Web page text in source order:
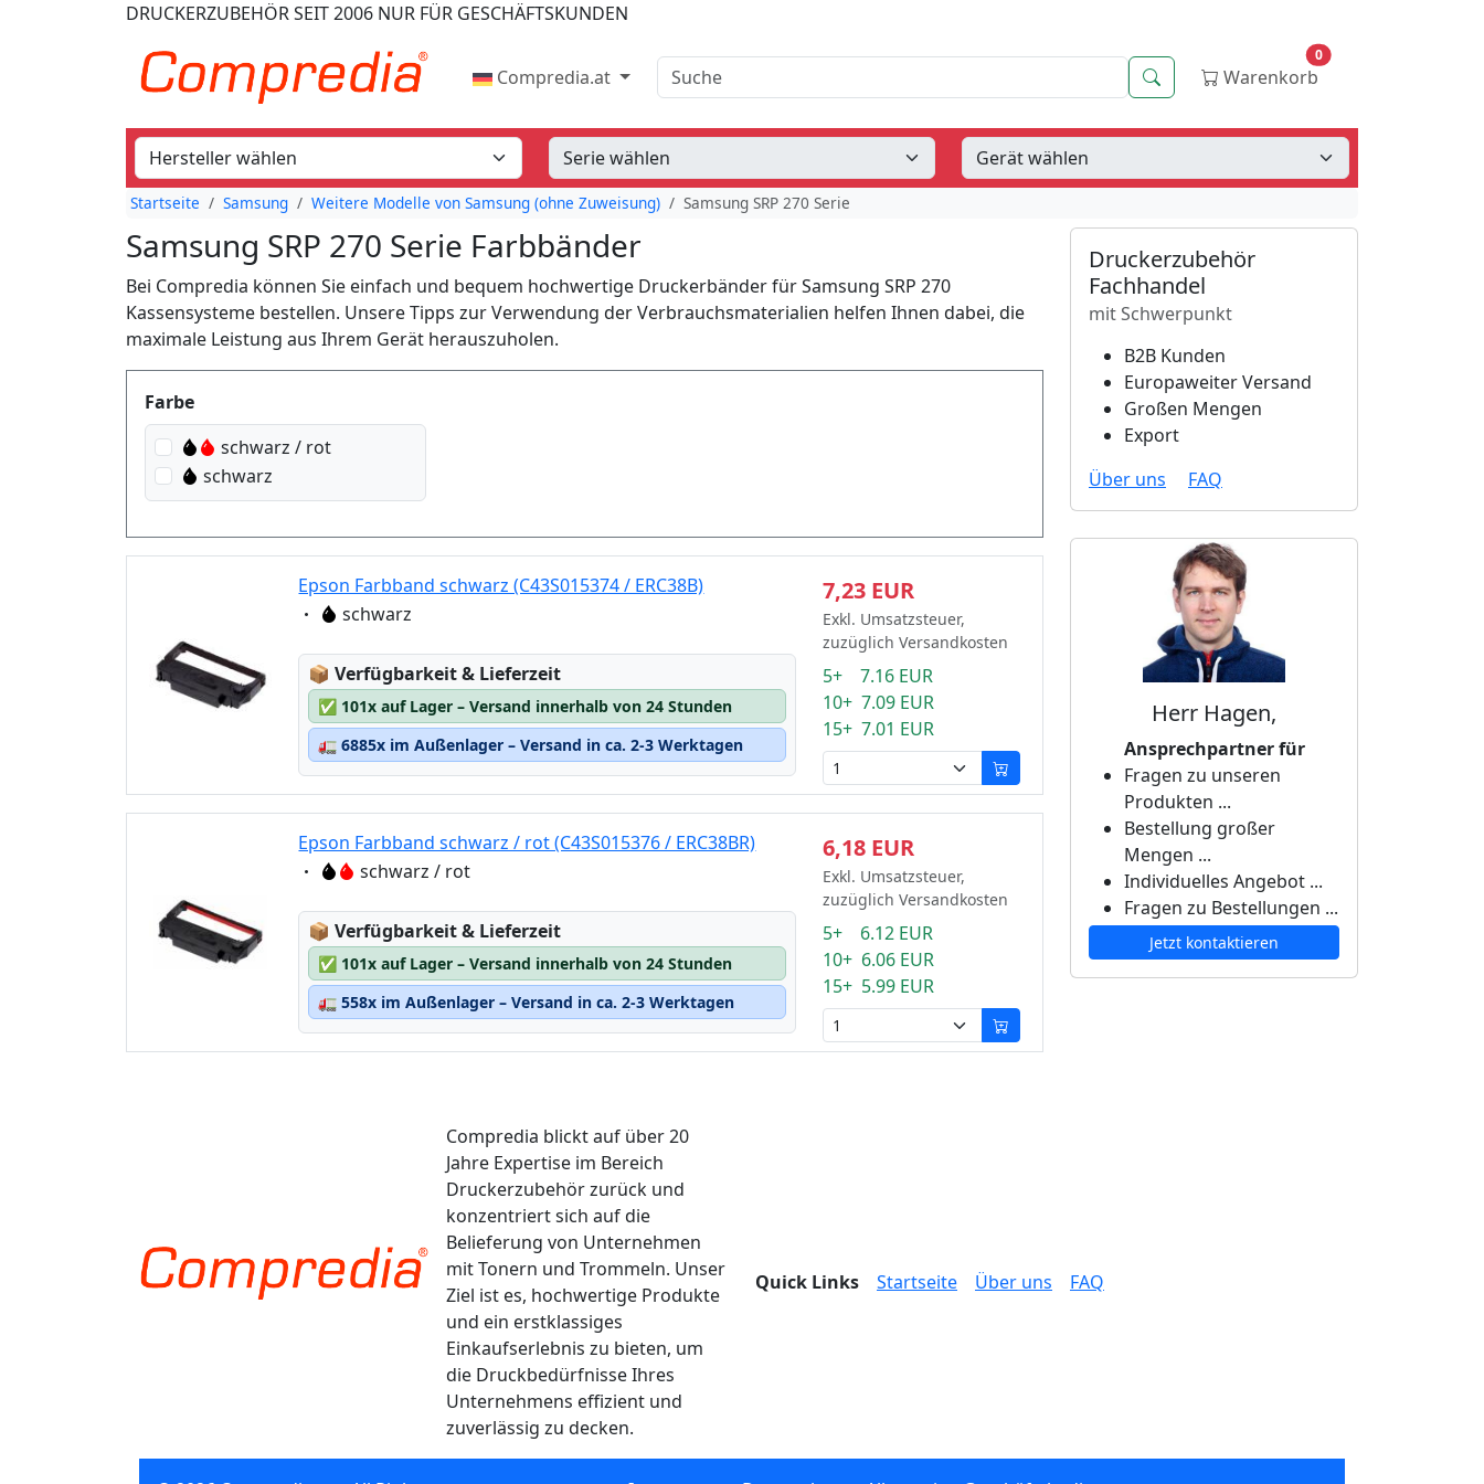
DRUCKERZUBEHÖRSEIT 2006 NUR FÜR GESCHÄFTSKUNDEN
Compredia.at Suche Suche Warenkorb
0
Startseite Samsung Weitere Modelle von Samsung (ohne Zuweisung) Samsung SRP 270 Serie
Samsung SRP 270 Serie Farbbänder
Bei Compredia können Sie einfach und bequem hochwertige Druckerbänder für Samsung SRP 270
Kassensysteme bestellen. Unsere Tipps zur Verwendung der Verbrauchsmaterialien helfen Ihnen dabei, die
maximale Leistung aus Ihrem Gerät herauszuholen.
Produktfilter
Farbe
schwarz / rot
schwarz
Epson Farbband schwarz (C43S015374 / ERC38B)
Eigenschaft:
schwarz
📦Lagerstatus:
Verfügbarkeit & Lieferzeit
✅ 101x auf Lager – Versand innerhalb von 24 Stunden
🚛 6885x im Außenlager – Versand in ca. 2-3 Werktagen
7,23 EUR
Exkl. Umsatzsteuer,
zuzüglich Versandkosten
5+ 7.16 EUR
10+ 7.09 EUR
15+ 7.01 EUR
Epson Farbband schwarz / rot (C43S015376 / ERC38BR)
Eigenschaft:schwarz / rot
📦Lagerstatus:
Verfügbarkeit & Lieferzeit
✅ 101x auf Lager – Versand innerhalb von 24 Stunden
🚛 558x im Außenlager – Versand in ca. 2-3 Werktagen
6,18 EUR
Exkl. Umsatzsteuer,
zuzüglich Versandkosten
5+ 6.12 EUR
10+ 6.06 EUR
15+ 5.99 EUR
Druckerzubehör
Fachhandel
mit Schwerpunkt
B2B Kunden
Europaweiter Versand
Großen Mengen
Export
Über uns
FAQ
Herr Hagen,
Ansprechpartner für
Fragen zu unseren
Produkten ...
Bestellung großer
Mengen ...
Individuelles Angebot ...
Fragen zu Bestellungen ...
Jetzt kontaktieren
Compredia blickt auf über 20
Jahre Expertise im Bereich
Druckerzubehör zurück und
konzentriert sich auf die
Belieferung von Unternehmen
mit Tonern und Trommeln. Unser
Ziel ist es, hochwertige Produkte
und ein erstklassiges
Einkaufserlebnis zu bieten, um
die Druckbedürfnisse Ihres
Unternehmens effizient und
zuverlässig zu decken.
Quick Links Startseite Über uns FAQ